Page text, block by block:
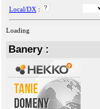
Local/DX :
Loading
Banery :